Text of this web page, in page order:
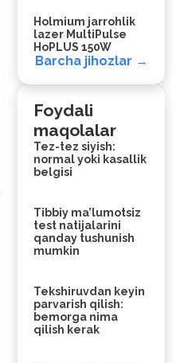
Holmium jarrohlik
lazer MultiPulse
HoPLUS 150W
Barcha jihozlar →
Foydali
maqolalar
Tez-tez siyish:
normal yoki kasallik
belgisi
Tibbiy ma’lumotsiz
test natijalarini
qanday tushunish
mumkin
Tekshiruvdan keyin
parvarish qilish:
bemorga nima
qilish kerak